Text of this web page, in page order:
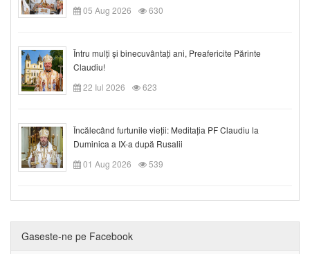
05 Aug 2026 630
Întru mulți și binecuvântați ani, Preafericite Părinte
Claudiu!
22 Iul 2026
623
Încălecând furtunile vieții: Meditația PF Claudiu la
Duminica a IX-a după Rusalii
01 Aug 2026
539
Gaseste-ne pe Facebook